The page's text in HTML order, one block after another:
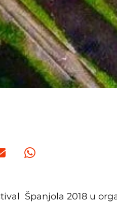
Španjola 2018 u